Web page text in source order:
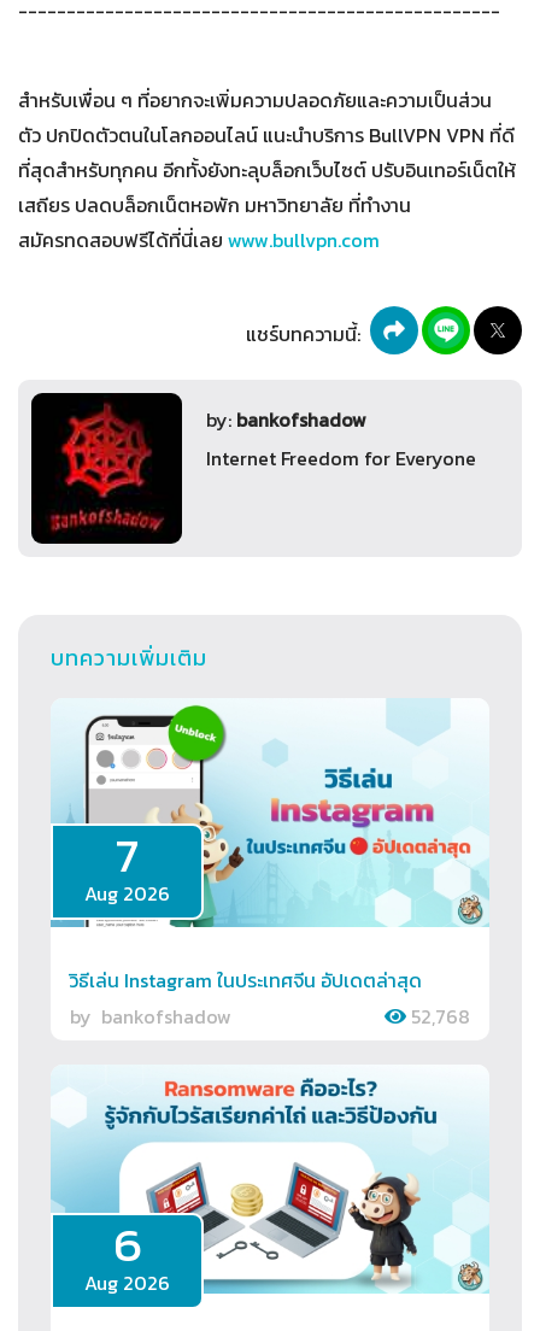
--------------------------------------------------
สำหรับเพื่อน ๆ ที่อยากจะเพิ่มความปลอดภัยและความเป็นส่วน
ตัว ปกปิดตัวตนในโลกออนไลน์ แนะนำบริการ BullVPN VPN ที่ดี
ที่สุดสำหรับทุกคน อีกทั้งยังทะลุบล็อกเว็บไซต์ ปรับอินเทอร์เน็ตให้
เสถียร ปลดบล็อกเน็ตหอพัก มหาวิทยาลัย ที่ทำงาน
สมัครทดสอบฟรีได้ที่นี่เลย www.bullvpn.com
แชร์บทความนี้:
by: bankofshadow
Internet Freedom for Everyone
บทความเพิ่มเติม
7
Aug 2026
วิธีเล่น Instagram ในประเทศจีน อัปเดตล่าสุด
by bankofshadow 52,768
6
Aug 2026